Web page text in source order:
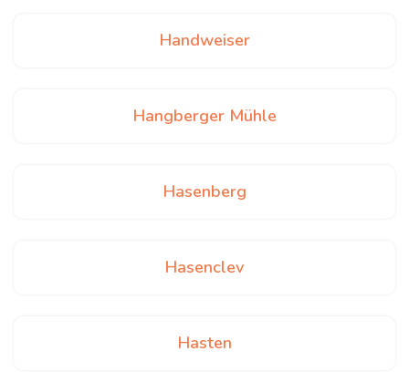
Handweiser
Hangberger Mühle
Hasenberg
Hasenclev
Hasten